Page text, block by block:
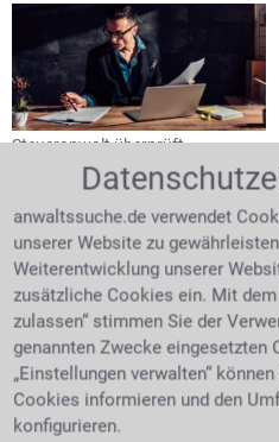
Steueranwalt überprüft
Steuerbescheid
gibt Auskunft über zu viel
Steuer mit dem Hinweis der
Aufforderung zur
amtlichen Bescheid sind
Steuerbescheid
Einspruch, dann auf dem
des Steuerrechts ist nur
hier ist Fachwissen gefragt.
anwaltssuche.de verwendet
unserer Website zu
Weiterentwicklung unserer
zusätzliche Cookies ein. Mit
zulassen“ stimmen Sie der
genannten Zwecke eingesetzten
„Einstellungen verwalten“
Cookies informieren und den
konfigurieren.